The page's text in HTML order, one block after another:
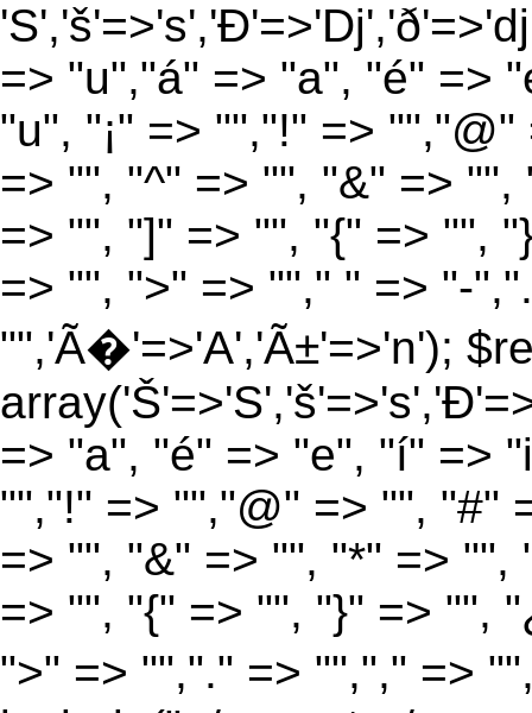
=> "u","á" => "a", "é" =>
"u", "¡" => "","!" =>
=> "", "^" => "", "&" =>
=> "", "]" => "", "{" => "",
=> "", ">" => ""," " => "-
"",'Ã�'=>'A','Ã±'=>'n');
=> "a", "é" => "e", "í" =>
"","!" => "","@" => "", "#"
=> "", "&" => "", "*" =>
=> "", "{" => "", "}" => "",
">" => "","." => "","," =>